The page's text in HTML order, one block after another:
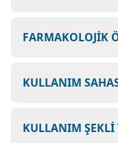
FARMAKOLOJİK
KULLANIM
KULLANIM ŞEKLİ